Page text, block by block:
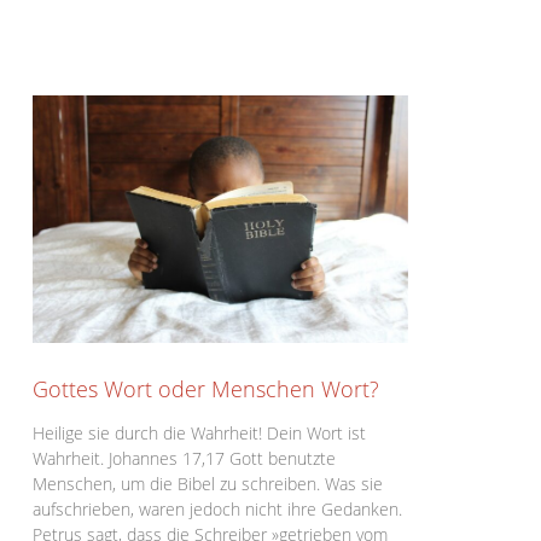
Gottes Wort oder Menschen Wort?
Heilige sie durch die Wahrheit! Dein Wort ist
Wahrheit. Johannes 17,17 Gott benutzte
Menschen, um die Bibel zu schreiben. Was sie
aufschrieben, waren jedoch nicht ihre Gedanken.
Petrus sagt, dass die Schreiber »getrieben vom